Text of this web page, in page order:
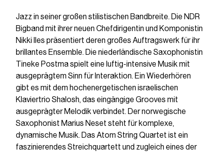
Jazz in seiner großen stilistischen Bandbreite. Die NDR
Bigband mit ihrer neuen Chefdirigentin und Komponistin
Nikki Iles präsentiert deren großes Auftragswerk für ihr
brillantes Ensemble. Die niederländische Saxophonistin
Tineke Postma spielt eine luftig-intensive Musik mit
ausgeprägtem Sinn für Interaktion. Ein Wiederhören
gibt es mit dem hochenergetischen israelischen
Klaviertrio Shalosh, das eingängige Grooves mit
ausgeprägter Melodik verbindet. Der norwegische
Saxophonist Marius Neset steht für komplexe,
dynamische Musik. Das Atom String Quartet ist ein
faszinierendes Streichquartett und zugleich eines der